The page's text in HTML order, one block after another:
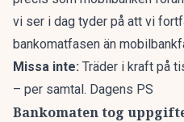
vi ser i dag tyder på att vi
bankomatfasen än
Missa inte: Träder i kraft på
– per samtal. Dagens PS
Bankomaten tog